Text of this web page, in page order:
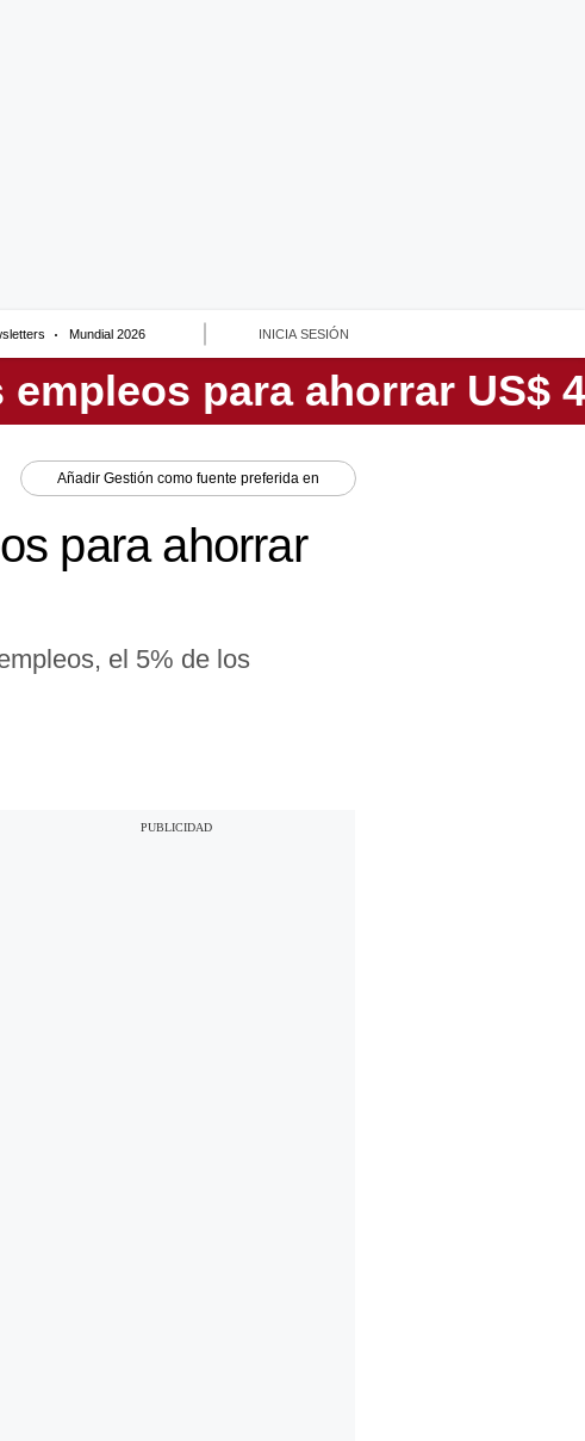
Mundial 2026 INICIA SESIÓN
Añadir Gestión como fuente preferida en
para ahorrar
el 5% de los